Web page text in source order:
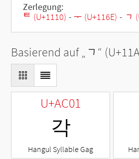
Zerlegung:
ᄐ (U+1110) - ᅮ (U+116E) - ᆨ
Basierend auf „ ᆨ “
U+AC01
각
Hangul Syllable Gag